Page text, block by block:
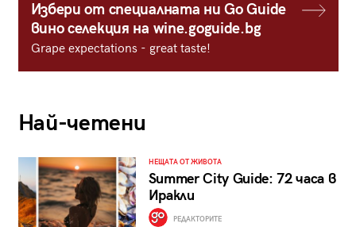
Избери от специалната ни Go Guide
вино селекция на wine.goguide.bg
Grape expectations - great taste!
Най-четени
НЕЩАТА ОТ ЖИВОТА
Summer City Guide: 72 часа в
Иракли
РЕДАКТОРИТЕ